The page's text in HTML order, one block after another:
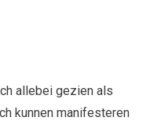
allebei gezien als
kunnen manifesteren